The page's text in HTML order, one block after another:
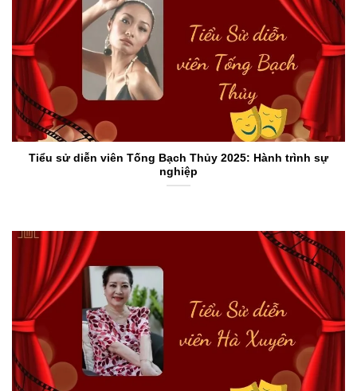
Tiểu sử diễn viên Tống Bạch Thủy 2025: Hành trình sự
nghiệp